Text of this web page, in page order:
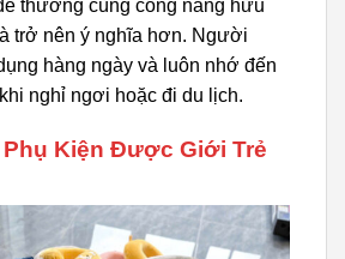
thương cùng công năng hữu
trở nên ý nghĩa hơn. Người
hàng ngày và luôn nhớ đến
nghỉ ngơi hoặc đi du lịch.
Kiện Được Giới Trẻ